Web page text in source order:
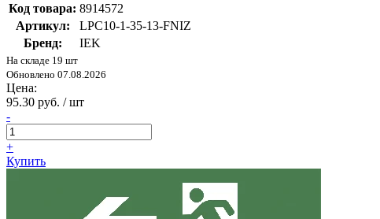
Код товара: 8914572
Артикул:
LPC10-1-35-13-FNIZ
Бренд:
IEK
На складе 19 шт
Обновлено 07.08.2026
Цена:
95.30 руб. / шт
-
+
Купить